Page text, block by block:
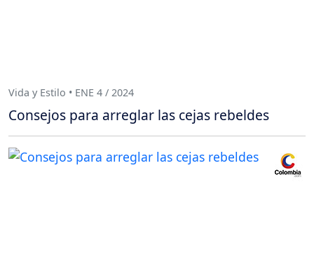
Vida y Estilo • ENE 4 / 2024
Consejos para arreglar las cejas rebeldes